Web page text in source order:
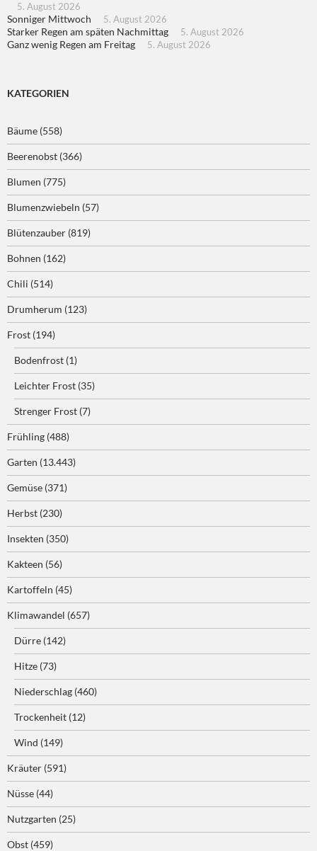
5. August 2026
Sonniger Mittwoch 5. August 2026
Starker Regen am späten Nachmittag 5. August 2026
Ganz wenig Regen am Freitag 5. August 2026
KATEGORIEN
Bäume (558)
Beerenobst (366)
Blumen (775)
Blumenzwiebeln (57)
Blütenzauber (819)
Bohnen (162)
Chili (514)
Drumherum (123)
Frost (194)
Bodenfrost (1)
Leichter Frost (35)
Strenger Frost (7)
Frühling (488)
Garten (13.443)
Gemüse (371)
Herbst (230)
Insekten (350)
Kakteen (56)
Kartoffeln (45)
Klimawandel (657)
Dürre (142)
Hitze (73)
Niederschlag (460)
Trockenheit (12)
Wind (149)
Kräuter (591)
Nüsse (44)
Nutzgarten (25)
Obst (459)